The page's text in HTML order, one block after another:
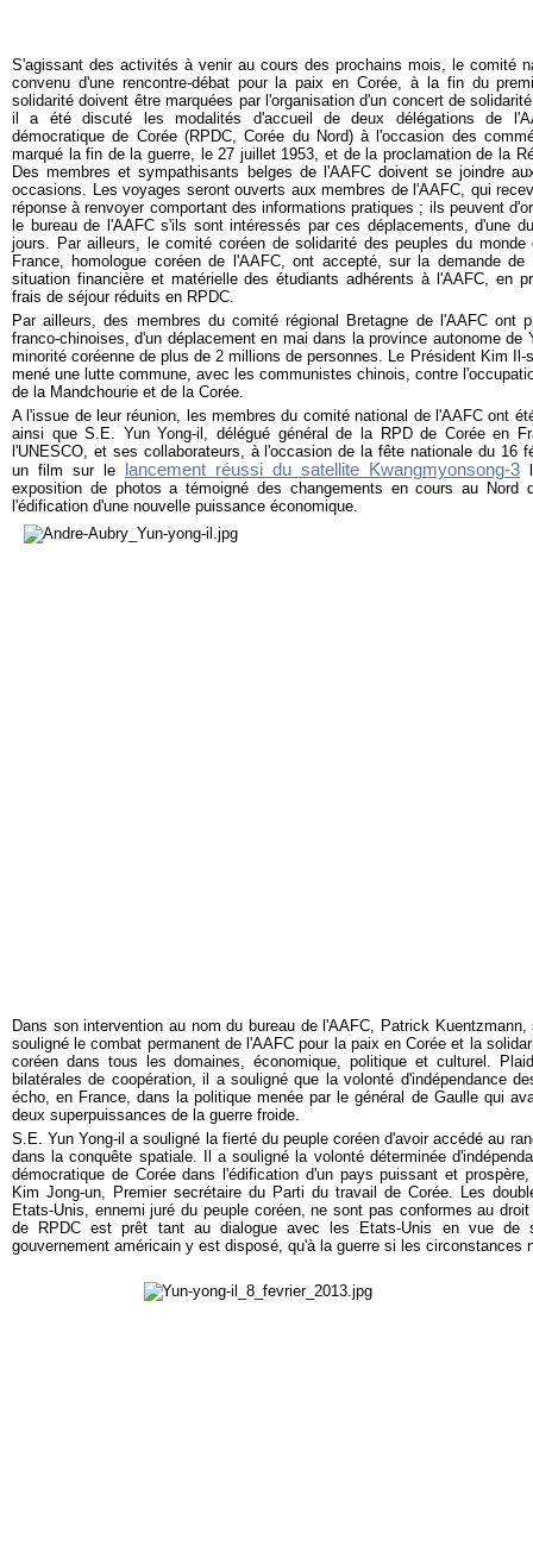
S'agissant des activités à venir au cours des prochains mois, le comité
convenu d'une rencontre-débat pour la paix en Corée, à la fin du
solidarité doivent être marquées par l'organisation d'un concert de
il a été discuté les modalités d'accueil de deux délégations de
démocratique de Corée (RPDC, Corée du Nord) à l'occasion des
marqué la fin de la guerre, le 27 juillet 1953, et de la proclamation de la
Des membres et sympathisants belges de l'AAFC doivent se joindre
occasions. Les voyages seront ouverts aux membres de l'AAFC, qui
réponse à renvoyer comportant des informations pratiques ; ils peuvent
le bureau de l'AAFC s'ils sont intéressés par ces déplacements, d'une
jours. Par ailleurs, le comité coréen de solidarité des peuples du monde
France, homologue coréen de l'AAFC, ont accepté, sur la demande
situation financière et matérielle des étudiants adhérents à l'AAFC, en
frais de séjour réduits en RPDC.
Par ailleurs, des membres du comité régional Bretagne de l'AAFC ont
franco-chinoises, d'un déplacement en mai dans la province autonome de
minorité coréenne de plus de 2 millions de personnes. Le Président Kim
mené une lutte commune, avec les communistes chinois, contre
de la Mandchourie et de la Corée.
A l'issue de leur réunion, les membres du comité national de l'AAFC ont
ainsi que S.E. Yun Yong-il, délégué général de la RPD de Corée en
l'UNESCO, et ses collaborateurs, à l'occasion de la fête nationale du 16
un film sur le
lancement réussi du satellite Kwangmyonsong-3
exposition de photos a témoigné des changements en cours au Nord
l'édification d'une nouvelle puissance économique.
Dans son intervention au nom du bureau de l'AAFC, Patrick
souligné le combat permanent de l'AAFC pour la paix en Corée et la
coréen dans tous les domaines, économique, politique et culturel.
bilatérales de coopération, il a souligné que la volonté d'indépendance
écho, en France, dans la politique menée par le général de Gaulle qui
deux superpuissances de la guerre froide.
S.E. Yun Yong-il a souligné la fierté du peuple coréen d'avoir accédé au
dans la conquête spatiale. Il a souligné la volonté déterminée
démocratique de Corée dans l'édification d'un pays puissant et
Kim Jong-un, Premier secrétaire du Parti du travail de Corée. Les
Etats-Unis, ennemi juré du peuple coréen, ne sont pas conformes au
de RPDC est prêt tant au dialogue avec les Etats-Unis en vue
gouvernement américain y est disposé, qu'à la guerre si les circonstances